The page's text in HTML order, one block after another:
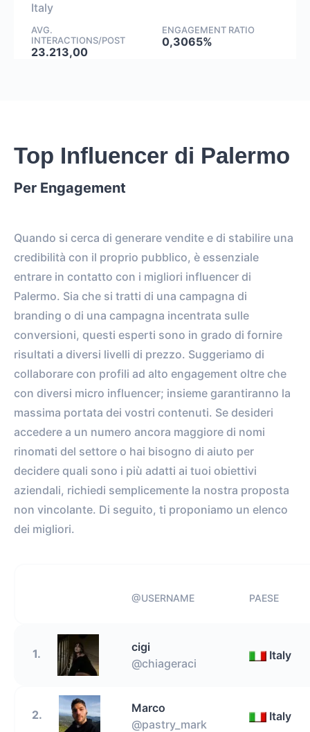
Italy
AVG.
INTERACTIONS/POST
23.213,00
ENGAGEMENT RATIO
0,3065%
Top Influencer di Palermo
Per Engagement
Quando si cerca di generare vendite e di stabilire una
credibilità con il proprio pubblico, è essenziale
entrare in contatto con i migliori influencer di
Palermo. Sia che si tratti di una campagna di
branding o di una campagna incentrata sulle
conversioni, questi esperti sono in grado di fornire
risultati a diversi livelli di prezzo. Suggeriamo di
collaborare con profili ad alto engagement oltre che
con diversi micro influencer; insieme garantiranno la
massima portata dei vostri contenuti. Se desideri
accedere a un numero ancora maggiore di nomi
rinomati del settore o hai bisogno di aiuto per
decidere quali sono i più adatti ai tuoi obiettivi
aziendali, richiedi semplicemente la nostra proposta
non vincolante. Di seguito, ti proponiamo un elenco
dei migliori.
@USERNAME PAESE
1.
cigi
@chiageraci
Italy
2.
Marco
@pastry_mark
Italy